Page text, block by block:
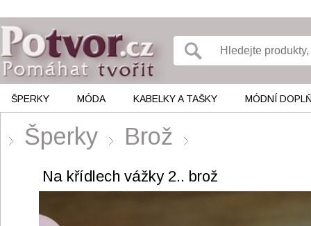
ŠPERKY MÓDA KABELKY A TAŠKY MÓDNÍ
Šperky Brož
Na křídlech vážky 2.. brož